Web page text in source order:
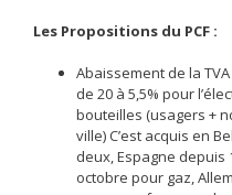
Les Propositions du PCF :
Abaissement de la
de 20 à 5,5% pour
bouteilles (usagers +
ville) C’est acquis en
deux, Espagne
octobre pour gaz,